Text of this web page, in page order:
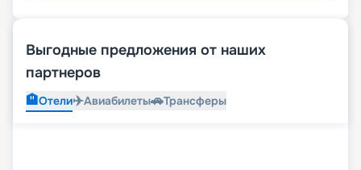
Выгодные предложения от наших
партнеров
🏨Отели✈️Авиабилеты🚗Трансферы